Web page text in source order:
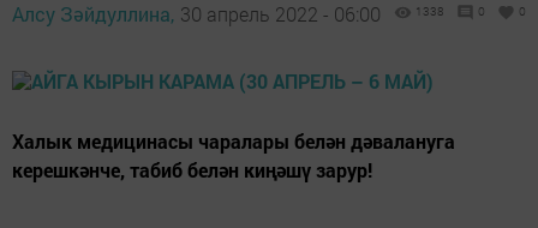
Алсу Зәйдуллина, 30 апрель 2022 - 06:00 1338 0 0
Халык медицинасы чаралары белән дәвалануга
керешкәнче, табиб белән киңәшү зарур!